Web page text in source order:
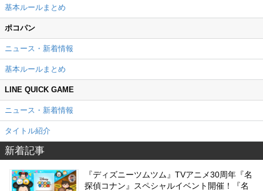
基本ルールまとめ
ポコパン
ニュース・新着情報
基本ルールまとめ
LINE QUICK GAME
ニュース・新着情報
タイトル紹介
新着記事
『ディズニーツムツム』TVアニメ30周年『名
探偵コナン』スペシャルイベント開催！『名